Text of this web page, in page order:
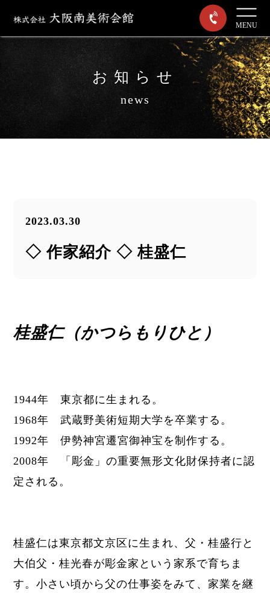
MENU
お知らせ
news
2023.03.30
◇ 作家紹介 ◇ 桂盛仁
桂盛仁（かつらもりひと）
1944年 東京都に生まれる。
1968年武蔵野美術短期大学を卒業する。
1992年 伊勢神宮遷宮御神宝を制作する。
2008年
「彫金」の重要無形文化財保持者に認
定される。
桂盛仁は東京都文京区に生まれ、父・桂盛行と
大伯父・桂光春が彫金家という家系で育ちま
す。小さい頃から父の仕事姿をみて、家業を継